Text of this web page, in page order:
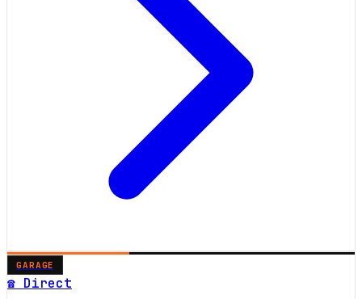
GARAGE
☎ Direct